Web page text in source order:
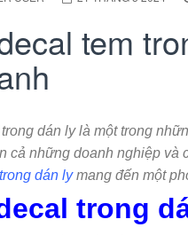
tem
dán ly là một trong
cả những doanh nghiệp và
dán lymang đến một
trong